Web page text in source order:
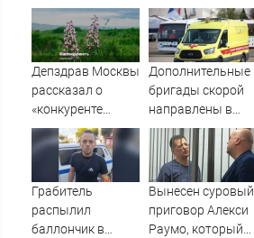
соболезнования
семьям погибших
в Нижнекамске
время шторма на
Волге девушка
рассказала, что
кричал ей
Садовников
Депздрав Москвы
рассказал о
«конкуренте
борщевика» в
России
Дополнительные
бригады скорой
направлены в
Нижнекамск для
помощи
пострадавшим
при атаке БПЛА
10/08/2026 –
Новости
Грабитель
распылил
баллончик в
Вынесен суровый
приговор Алекси
Раумо, который